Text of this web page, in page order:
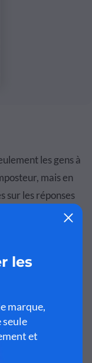
les gens à
mais en
sur les réponses
version afin
le processus
à leurs